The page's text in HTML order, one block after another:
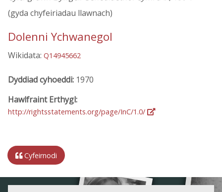
(gyda chyfeiriadau llawnach)
Dolenni Ychwanegol
Wikidata: Q14945662
Dyddiad cyhoeddi: 1970
Hawlfraint Erthygl:
http://rightsstatements.org/page/InC/1.0/
Cyfeirnodi